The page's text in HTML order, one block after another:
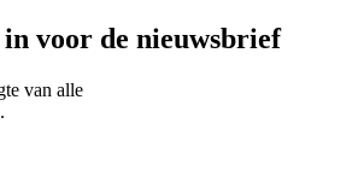
voor de nieuwsbrief
van alle